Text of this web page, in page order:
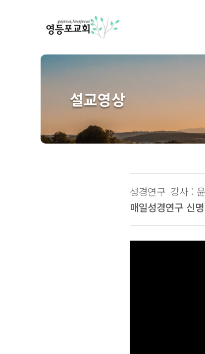
설교영상
성경연구 강사 :
매일성경연구 신